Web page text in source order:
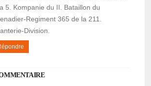
5. Kompanie du II. Bataillon du
Regiment 365 de la 211.
Division.